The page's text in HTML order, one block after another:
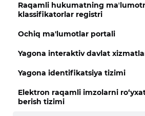
Raqamli hukumatning
klassifikatorlar registri
Ochiq ma'lumotlar portali
Yagona interaktiv davlat
Yagona identifikatsiya tizimi
Elektron raqamli imzolarni
berish tizimi